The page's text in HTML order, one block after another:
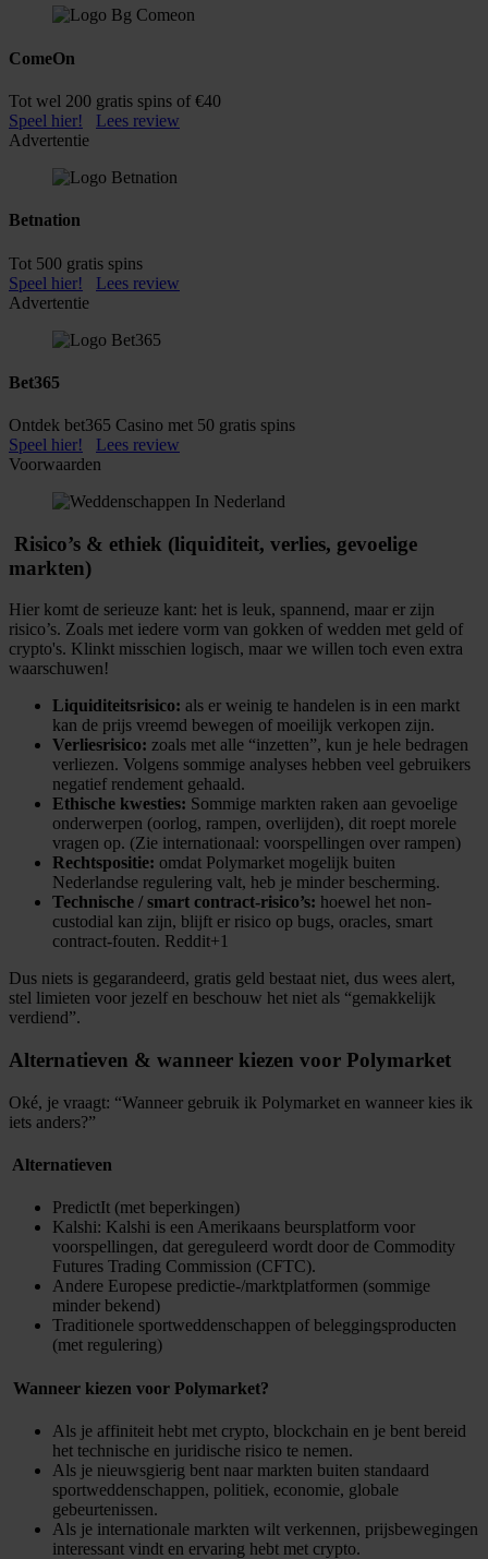
ComeOn
Tot wel 200 gratis spins of €40
Speel hier!
Lees review
Advertentie
Betnation
Tot 500 gratis spins
Speel hier!
Lees review
Advertentie
Bet365
Ontdek bet365 Casino met 50 gratis spins
Speel hier!
Lees review
Voorwaarden
​ Risico’s & ethiek (liquiditeit, verlies, gevoelige
markten)
Hier komt de serieuze kant: het is leuk, spannend, maar er zijn
risico’s. Zoals met iedere vorm van gokken of wedden met geld of
crypto's. Klinkt misschien logisch, maar we willen toch even extra
waarschuwen!
Liquiditeitsrisico: als er weinig te handelen is in een markt
kan de prijs vreemd bewegen of moeilijk verkopen zijn.
Verliesrisico: zoals met alle “inzetten”, kun je hele bedragen
verliezen. Volgens sommige analyses hebben veel gebruikers
negatief rendement gehaald.
Ethische kwesties: Sommige markten raken aan gevoelige
onderwerpen (oorlog, rampen, overlijden), dit roept morele
vragen op. (Zie internationaal: voorspellingen over rampen)
Rechtspositie: omdat Polymarket mogelijk buiten
Nederlandse regulering valt, heb je minder bescherming.
Technische / smart contract-risico’s: hoewel het non-
custodial kan zijn, blijft er risico op bugs, oracles, smart
contract-fouten. Reddit+1
Dus niets is gegarandeerd, gratis geld bestaat niet, dus wees alert,
stel limieten voor jezelf en beschouw het niet als “gemakkelijk
verdiend”.
Alternatieven & wanneer kiezen voor Polymarket
Oké, je vraagt: “Wanneer gebruik ik Polymarket en wanneer kies ik
iets anders?”
​ Alternatieven
PredictIt (met beperkingen)
Kalshi: Kalshi is een Amerikaans beursplatform voor
voorspellingen, dat gereguleerd wordt door de Commodity
Futures Trading Commission (CFTC).
Andere Europese predic­tie-/marktplatformen (sommige
minder bekend)
Traditionele sportweddenschappen of beleggingsproducten
(met regulering)
​ Wanneer kiezen voor Polymarket?
Als je affiniteit hebt met crypto, blockchain en je bent bereid
het technische en juridische risico te nemen.
Als je nieuwsgierig bent naar markten buiten standaard
sportweddenschappen, politiek, economie, globale
gebeurtenissen.
Als je internationale markten wilt verkennen, prijs­bewegingen
interessant vindt en ervaring hebt met crypto.